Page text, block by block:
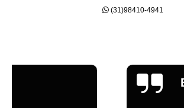
(31)98410-4941